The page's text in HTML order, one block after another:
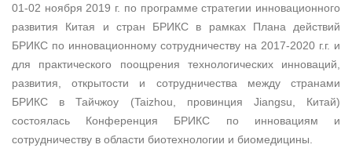
01-02 ноября 2019 г. по программе стратегии инновационного
развития Китая и стран БРИКС в рамках Плана действий
БРИКС по инновационному сотрудничеству на 2017-2020 г.г. и
для практического поощрения технологических инноваций,
развития, открытости и сотрудничества между странами
БРИКС в Тайчжоу (Taizhou, провинция Jiangsu, Китай)
состоялась Конференция БРИКС по инновациям и
сотрудничеству в области биотехнологии и биомедицины.